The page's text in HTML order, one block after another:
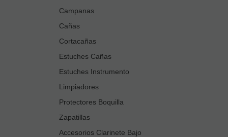
Campanas
Cañas
Cortacañas
Estuches Cañas
Estuches Instrumento
Limpiadores
Protectores Boquilla
Zapatillas
Accesorios Clarinete Bajo